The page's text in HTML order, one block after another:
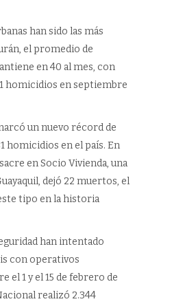
han sido las más
el promedio de
en 40 al mes, con
homicidios en septiembre
un nuevo récord de
homicidios en el país. En
en Socio Vivienda, una
dejó 22 muertos, el
tipo en la historia
han intentado
con operativos
el 1 y el 15 de febrero de
realizó 2.344